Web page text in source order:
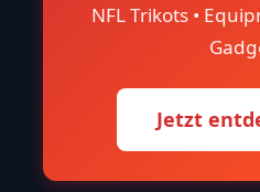
NFL Trikots •
Jetzt